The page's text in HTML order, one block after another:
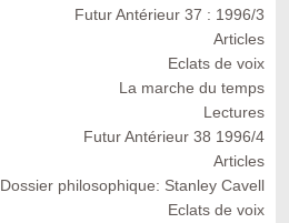
Futur Antérieur 37 : 1996/3
Articles
Eclats de voix
La marche du temps
Lectures
Futur Antérieur 38 1996/4
Articles
Dossier philosophique: Stanley Cavell
Eclats de voix